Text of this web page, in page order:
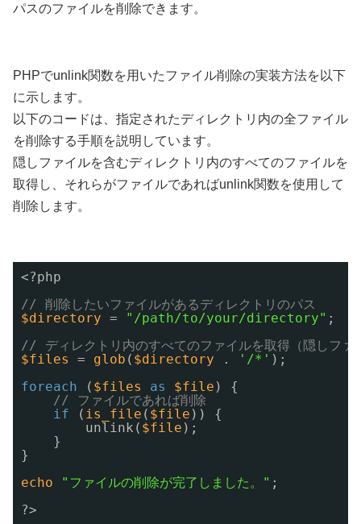
パスのファイルを削除できます。
PHPでunlink関数を用いたファイル削除の実装方法を以下
に示します。
以下のコードは、指定されたディレクトリ内の全ファイル
を削除する手順を説明しています。
隠しファイルを含むディレクトリ内のすべてのファイルを
取得し、それらがファイルであればunlink関数を使用して
削除します。
<?php
// 削除したいファイルがあるディレクトリのパス
$directory = "/path/to/your/directory" ;
// ディレクトリ内のすべてのファイルを取得（隠しファ
$files
= glob ( $directory . '/*' );
foreach
( $files as $file ) {
// ファイルであれば削除
if
( is_file ( $file )) {
unlink( $file );
}
}
echo
"ファイルの削除が完了しました。" ;
?>